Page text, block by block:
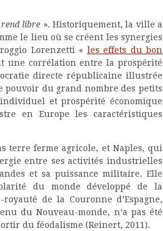
rend libre ». Historiquement, la ville a
le lieu où se créent les synergies
Lorenzetti « les effets du bon
une corrélation entre la prospérité
directe républicaine illustrée
pouvoir du grand nombre des petits
et prospérité économique
en Europe les caractéristiques
terre ferme agricole, et Naples, qui
entre ses activités industrielles
et sa puissance militaire. Elle
du monde développé de la
de la Couronne d’Espagne,
du Nouveau-monde, n’a pas été
du féodalisme (Reinert, 2011).